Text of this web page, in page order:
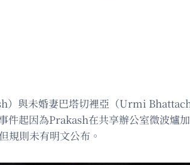
）與未婚妻巴塔切裡亞（Urmi
起因為Prakash在共享辦公室微波爐
規則未有明文公布。